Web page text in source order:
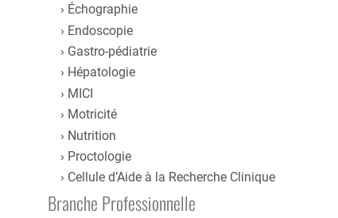
Échographie
Endoscopie
Gastro-pédiatrie
Hépatologie
MICI
Motricité
Nutrition
Proctologie
Cellule d’Aide à la Recherche Clinique
Branche Professionnelle